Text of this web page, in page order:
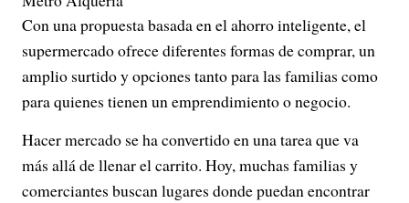
Con una propuesta basada en el ahorro inteligente, el
supermercado ofrece diferentes formas de comprar, un
amplio surtido y opciones tanto para las familias como
para quienes tienen un emprendimiento o negocio.
Hacer mercado se ha convertido en una tarea que va
más allá de llenar el carrito. Hoy, muchas familias y
comerciantes buscan lugares donde puedan encontrar